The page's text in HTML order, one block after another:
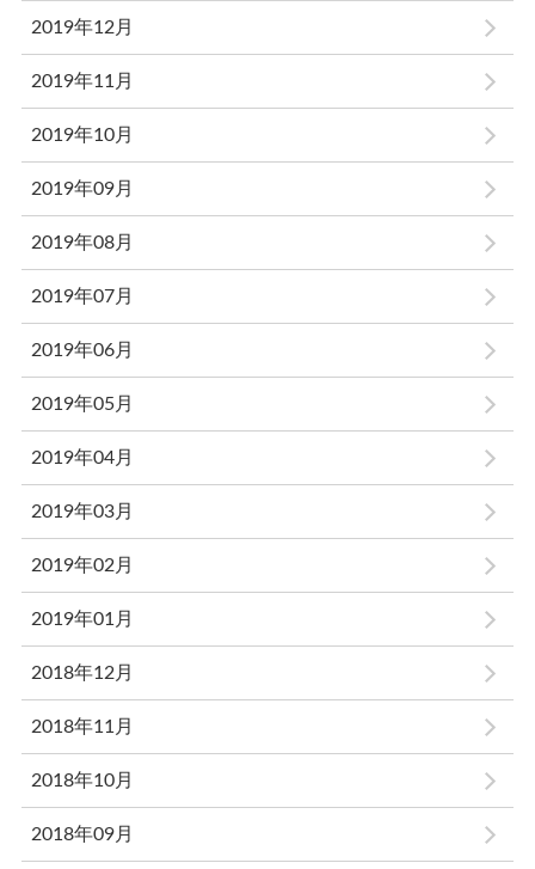
2019年12月
2019年11月
2019年10月
2019年09月
2019年08月
2019年07月
2019年06月
2019年05月
2019年04月
2019年03月
2019年02月
2019年01月
2018年12月
2018年11月
2018年10月
2018年09月